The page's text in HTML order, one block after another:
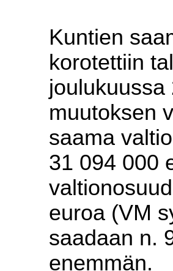
Kuntien
korotettiin
joulukuussa
muutoksen
saama
31 094 000
euroa (VM
saadaan n.
enemmän.